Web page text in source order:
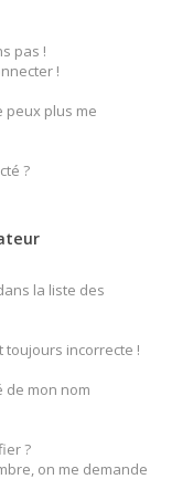
pas !
!
peux plus me
?
la liste des
toujours incorrecte !
de mon nom
?
on me demande